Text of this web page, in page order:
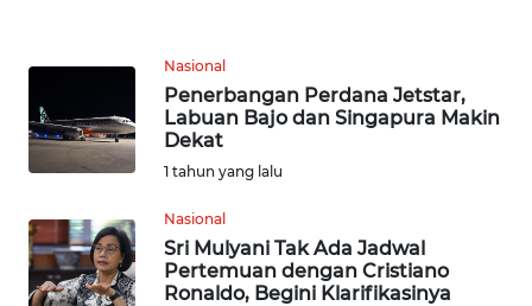
Nasional
Penerbangan Perdana Jetstar,
Labuan Bajo dan Singapura Makin
Dekat
1 tahun yang lalu
Nasional
Sri Mulyani Tak Ada Jadwal
Pertemuan dengan Cristiano
Ronaldo, Begini Klarifikasinya
WN
NUSANTARA
JOGJA
WN